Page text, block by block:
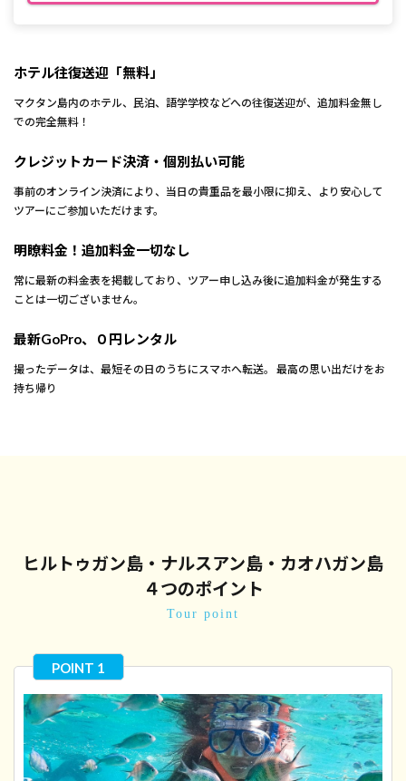
ホテル往復送迎「無料」
マクタン島内のホテル、民泊、語学学校などへの往復送迎が、追加料金無し
での完全無料！
クレジットカード決済・個別払い可能
事前のオンライン決済により、当日の貴重品を最小限に抑え、より安心して
ツアーにご参加いただけます。
明瞭料金！追加料金一切なし
常に最新の料金表を掲載しており、ツアー申し込み後に追加料金が発生する
ことは一切ございません。
最新GoPro、０円レンタル
撮ったデータは、最短その日のうちにスマホへ転送。 最高の思い出だけをお
持ち帰り
ヒルトゥガン島・ナルスアン島・カオハガン島
４つのポイント
Tour point